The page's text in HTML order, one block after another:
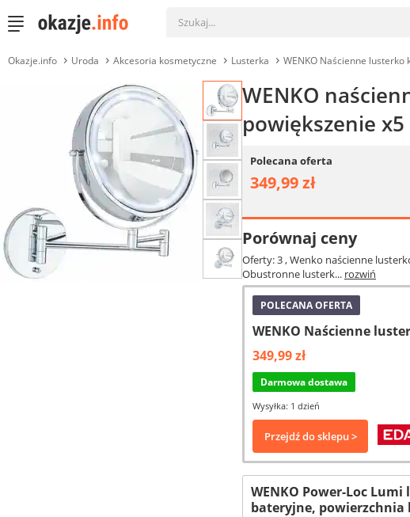
Okazje.info Uroda Akcesoria kosmetyczne Lusterka WENKO Naścienne lusterko
WENKO
powiększenie x5
Polecana oferta
349,99 zł
Porównaj ceny
Oferty: 3, Wenko naścienne
Obustronne lusterk... rozwiń
POLECANA OFERTA
WENKO Naścienne
349,99 zł
Darmowa dostawa
Wysyłka: 1 dzień
Przejdź do sklepu >
WENKO Power-Loc
bateryjne, powierzchnia